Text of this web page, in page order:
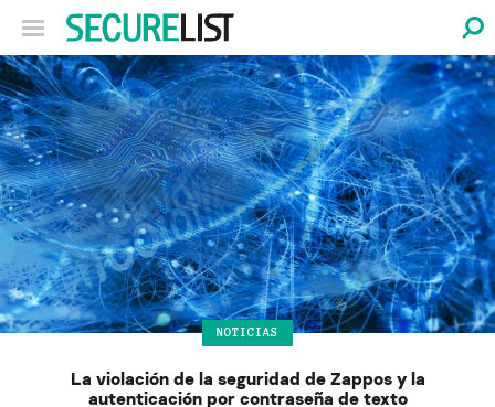
NOTICIAS
La violación de la seguridad de Zappos y la
autenticación por contraseña de texto